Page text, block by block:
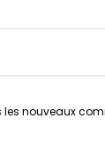
les nouveaux